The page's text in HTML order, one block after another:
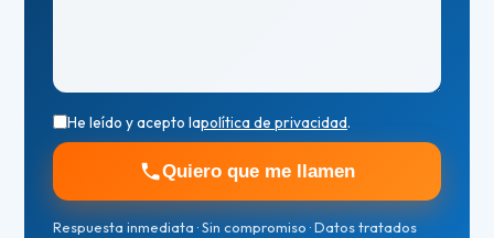
He leído y acepto lapolítica de privacidad.
Quiero que me llamen
Respuesta inmediata · Sin compromiso · Datos tratados